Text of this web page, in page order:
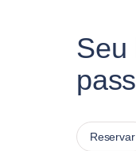
Seu
Reservar